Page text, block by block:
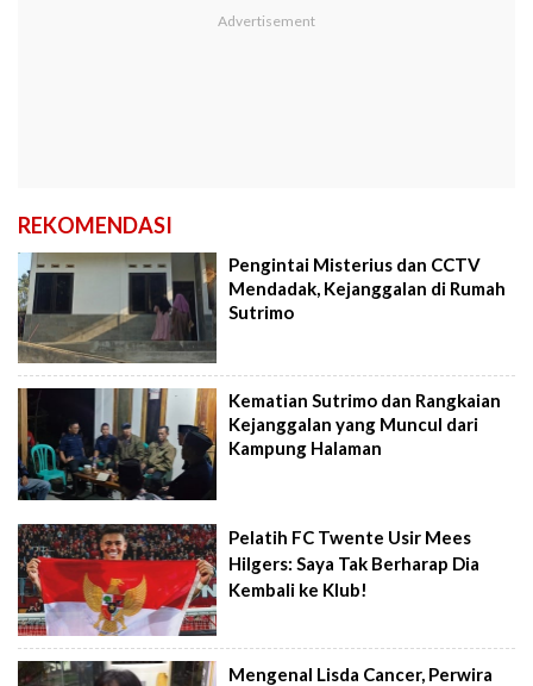
REKOMENDASI
Pengintai Misterius dan CCTV
Mendadak, Kejanggalan di Rumah
Sutrimo
Kematian Sutrimo dan Rangkaian
Kejanggalan yang Muncul dari
Kampung Halaman
Pelatih FC Twente Usir Mees
Hilgers: Saya Tak Berharap Dia
Kembali ke Klub!
Mengenal Lisda Cancer, Perwira